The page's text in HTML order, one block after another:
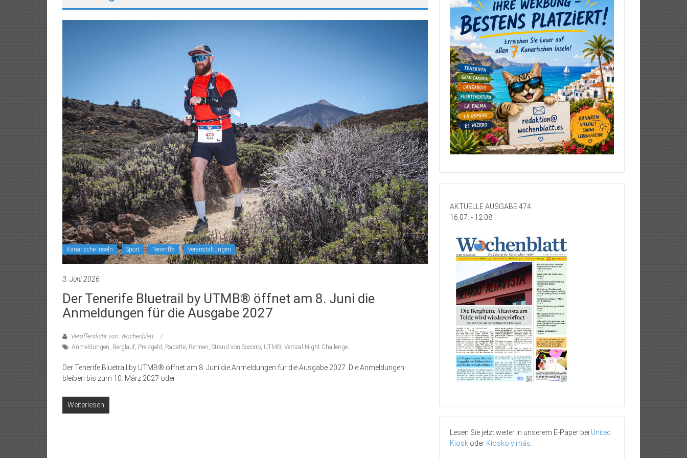
Kanarische Inseln Sport Teneriffa Veranstaltungen
3. Juni 2026
Der Tenerife Bluetrail by UTMB® öffnet am 8. Juni die
Anmeldungen für die Ausgabe 2027
Veröffentlicht von: Wochenblatt
Anmeldungen Berglauf Preisgeld Rabatte Rennen Strand von Socorro UTMB Vertical Night Challenge
Der Tenerife Bluetrail by UTMB® öffnet am 8. Juni die Anmeldungen für die Ausgabe 2027. Die Anmeldungen
bleiben bis zum 10. März 2027 oder
Weiterlesen
AKTUELLE AUSGABE 474
16.07. - 12.08.
Lesen Sie jetzt weiter in unserem E-Paper bei United
Kiosk oder Kiosko y más